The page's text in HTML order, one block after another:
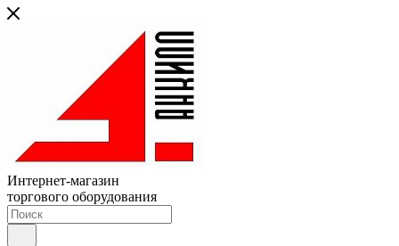
Интернет-магазин
торгового оборудования